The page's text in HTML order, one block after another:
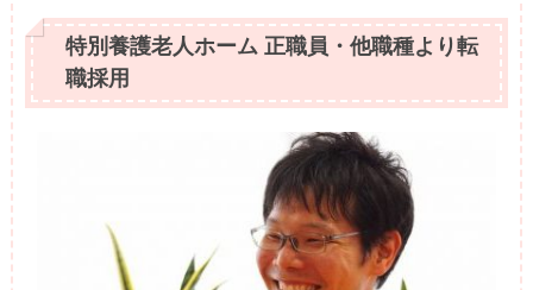
特別養護老人ホーム 正職員・他職種より転
職採用